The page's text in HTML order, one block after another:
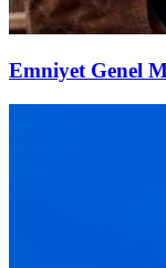
Emniyet Genel